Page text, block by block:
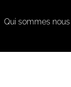
Qui sommes nous